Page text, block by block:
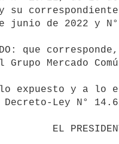
y su
junio de 2022 y
Grupo Mercado
Ley N°